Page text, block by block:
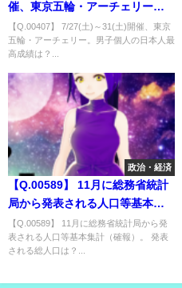
催、東京五輪・アーチェリー。
男子個人の日本人最高成績は？
【Q.00407】 7/27(土)～31(土)開催、東京
五輪・アーチェリー。男子個人の日本人最
高成績は？...
政治・経済
【Q.00589】 11月に総務省統計
局から発表される人口等基本集
計（確報）。 発表される総人口
は？
【Q.00589】 11月に総務省統計局から発
表される人口等基本集計（確報）。 発表
される総人口は？...